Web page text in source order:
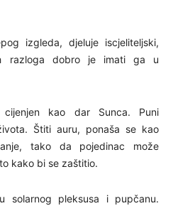
izgleda, djeluje iscjeliteljski,
razloga dobro je imati ga u
kao dar Sunca. Puni
Štiti auru, ponaša se kao
tako da pojedinac može
kako bi se zaštitio.
solarnog pleksusa i pupčanu.